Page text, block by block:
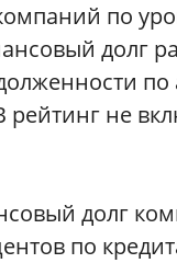
по
долг
по
рейтинг не
долг
по